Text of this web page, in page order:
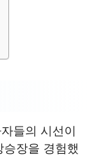
들의 시선이
장을 경험했